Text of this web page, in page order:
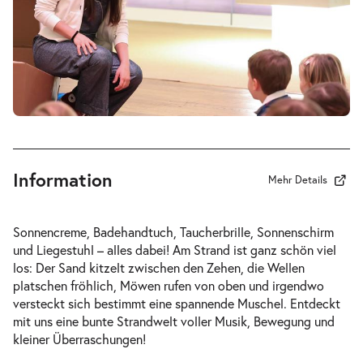
Sitzkissenkonzert »Ein Tag am
Strand«-
16.10.2026
Tickets
Sitzkissenkonzert »Ein Tag am
Strand«-
Fr.
16.10.2026
Fr. 16.10.2026
15:00–15:45 Uhr
Tickets
Information Mehr Details
Sonnencreme, Badehandtuch, Taucherbrille, Sonnenschirm
und Liegestuhl – alles dabei! Am Strand ist ganz schön viel
los: Der Sand kitzelt zwischen den Zehen, die Wellen
platschen fröhlich, Möwen rufen von oben und irgendwo
versteckt sich bestimmt eine spannende Muschel. Entdeckt
mit uns eine bunte Strandwelt voller Musik, Bewegung und
kleiner Überraschungen!